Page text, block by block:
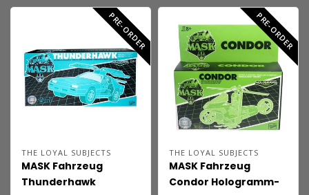
PRE-ORDER
THE LOYAL SUBJECTS
MASK Fahrzeug
Thunderhawk
PRE-ORDER
THE LOYAL SUBJECTS
MASK Fahrzeug
Condor Hologramm-